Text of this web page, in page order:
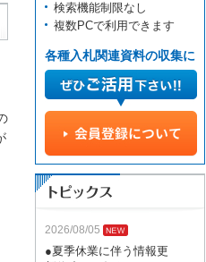
検索機能制限なし
複数PCで利用できます
各種入札関連資料の収集に
2026/08/05
●夏季休業に伴う情報更